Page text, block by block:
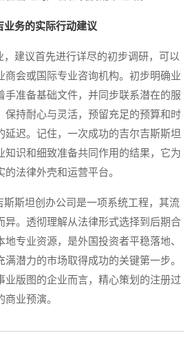
务的实际行动建议
建议首先进行详尽的初步调研，可以
商会或国际专业咨询机构。初步明确业
手准备基础文件，并同步联系潜在的服
保持耐心与灵活，预留充足的预算和时
延迟。记住，一次成功的吉尔吉斯斯坦
知识和细致准备共同作用的结果，它为
法律外壳和运营平台。
斯坦创办公司是一项系统工程，其流
异。透彻理解从法律形式选择到后期合
专业资源，是外国投资者平稳落地、
潜力的市场取得成功的关键第一步。
业版图的企业而言，精心策划的注册过
业预演。